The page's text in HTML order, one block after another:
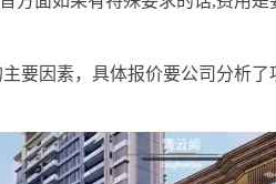
要因素，具体报价要公司分析